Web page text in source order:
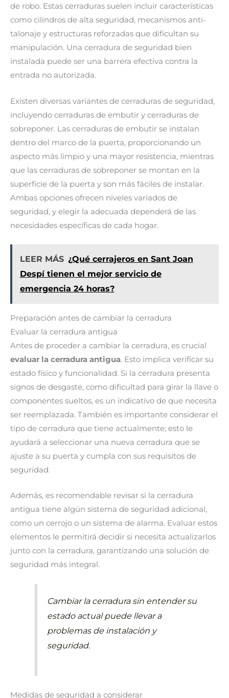
de robo. Estas cerraduras suelen incluir características
como cilindros de alta seguridad, mecanismos anti-
talonaje y estructuras reforzadas que dificultan su
manipulación. Una cerradura de seguridad bien
instalada puede ser una barrera efectiva contra la
entrada no autorizada.
Existen diversas variantes de cerraduras de seguridad,
incluyendo cerraduras de embutir y cerraduras de
sobreponer. Las cerraduras de embutir se instalan
dentro del marco de la puerta, proporcionando un
aspecto más limpio y una mayor resistencia, mientras
que las cerraduras de sobreponer se montan en la
superficie de la puerta y son más fáciles de instalar.
Ambas opciones ofrecen niveles variados de
seguridad, y elegir la adecuada dependerá de las
necesidades específicas de cada hogar.
LEER MÁS ¿Qué cerrajeros en Sant Joan
Despí tienen el mejor servicio de
emergencia 24 horas?
Preparación antes de cambiar la cerradura
Evaluar la cerradura antigua
Antes de proceder a cambiar la cerradura, es crucial
evaluar la cerradura antigua. Esto implica verificar su
estado físico y funcionalidad. Si la cerradura presenta
signos de desgaste, como dificultad para girar la llave o
componentes sueltos, es un indicativo de que necesita
ser reemplazada. También es importante considerar el
tipo de cerradura que tiene actualmente; esto le
ayudará a seleccionar una nueva cerradura que se
ajuste a su puerta y cumpla con sus requisitos de
seguridad.
Además, es recomendable revisar si la cerradura
antigua tiene algún sistema de seguridad adicional,
como un cerrojo o un sistema de alarma. Evaluar estos
elementos le permitirá decidir si necesita actualizarlos
junto con la cerradura, garantizando una solución de
seguridad más integral.
Cambiar la cerradura sin entender su
estado actual puede llevar a
problemas de instalación y
seguridad.
Medidas de seguridad a considerar